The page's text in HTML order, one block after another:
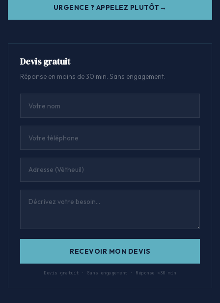
URGENCE ? APPELEZ PLUTÔT
Devis gratuit
Réponse en moins de 30 min. Sans engagement.
RECEVOIR MON DEVIS
Devis gratuit · Sans engagement · Réponse <30 min